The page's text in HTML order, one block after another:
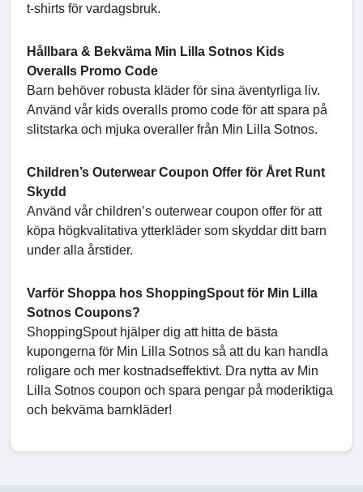
t-shirts för vardagsbruk.
Hållbara & Bekväma Min Lilla Sotnos Kids
Overalls Promo Code
Barn behöver robusta kläder för sina äventyrliga liv.
Använd vår kids overalls promo code för att spara på
slitstarka och mjuka overaller från Min Lilla Sotnos.
Children’s Outerwear Coupon Offer för Året Runt
Skydd
Använd vår children’s outerwear coupon offer för att
köpa högkvalitativa ytterkläder som skyddar ditt barn
under alla årstider.
Varför Shoppa hos ShoppingSpout för Min Lilla
Sotnos Coupons?
ShoppingSpout hjälper dig att hitta de bästa
kupongerna för Min Lilla Sotnos så att du kan handla
roligare och mer kostnadseffektivt. Dra nytta av Min
Lilla Sotnos coupon och spara pengar på moderiktiga
och bekväma barnkläder!